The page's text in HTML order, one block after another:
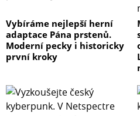
Vybíráme nejlepší herní
adaptace Pána prstenů.
Moderní pecky i historicky
první kroky